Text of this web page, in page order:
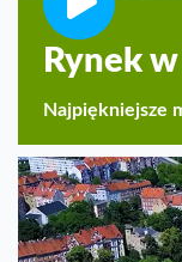
Rynek
Najpiękniejsze